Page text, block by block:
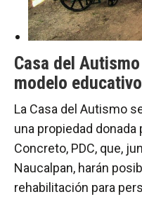
Casa del
modelo
La Casa del Autismo
una propiedad donada
Concreto, PDC, que,
Naucalpan, harán
rehabilitación para